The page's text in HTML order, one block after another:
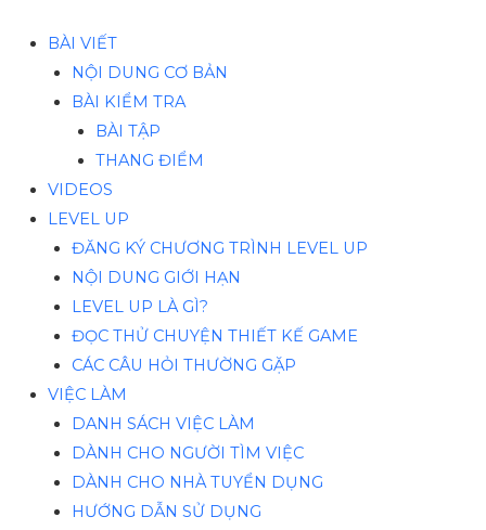
BÀI VIẾT
NỘI DUNG CƠ BẢN
BÀI KIỂM TRA
BÀI TẬP
THANG ĐIỂM
VIDEOS
LEVEL UP
ĐĂNG KÝ CHƯƠNG TRÌNH LEVEL UP
NỘI DUNG GIỚI HẠN
LEVEL UP LÀ GÌ?
ĐỌC THỬ CHUYỆN THIẾT KẾ GAME
CÁC CÂU HỎI THƯỜNG GẶP
VIỆC LÀM
DANH SÁCH VIỆC LÀM
DÀNH CHO NGƯỜI TÌM VIỆC
DÀNH CHO NHÀ TUYỂN DỤNG
HƯỚNG DẪN SỬ DỤNG